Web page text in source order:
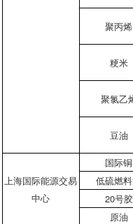
聚丙烯
粳米
聚氯乙
豆油
上海国际能源交易
中心
国际铜
低硫燃
20号胶
原油